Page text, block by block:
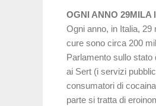
OGNI ANNO 29MILA
Ogni anno, in Italia,
cure sono circa 200
Parlamento sullo
ai Sert (i servizi
consumatori di
parte si tratta di